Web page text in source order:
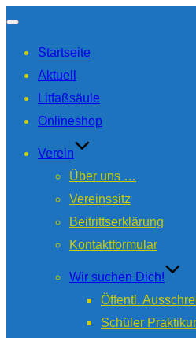
umschalten
Startseite
Aktuell
Litfaßsäule
Onlineshop
Verein
Über uns …
Vereinssitz
Beitrittserklärung
Kontaktformular
Wir suchen Dich!
Öffentl.
Schüler